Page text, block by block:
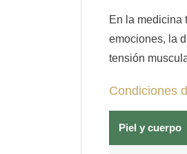
En la medicina
emociones, la
tensión
Condiciones
Piel y cuerpo